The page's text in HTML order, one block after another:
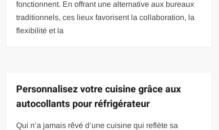
fonctionnent. En offrant une alternative aux bureaux
traditionnels, ces lieux favorisent la collaboration, la
flexibilité et la
Personnalisez votre cuisine grâce aux
autocollants pour réfrigérateur
Qui n’a jamais rêvé d’une cuisine qui reflète sa